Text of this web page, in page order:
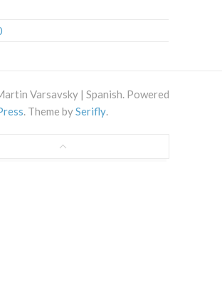
Varsavsky | Spanish. Powered
. Theme bySerifly.